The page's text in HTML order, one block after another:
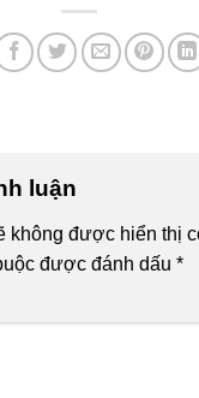
luận
không được hiển thị
được đánh dấu *